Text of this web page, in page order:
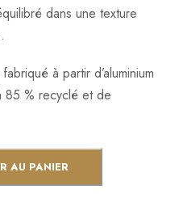
dans une texture
à partir d’aluminium
85 % recyclé et de
AU PANIER